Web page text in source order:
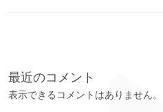
最近のコメント
表示できるコメントはありません。